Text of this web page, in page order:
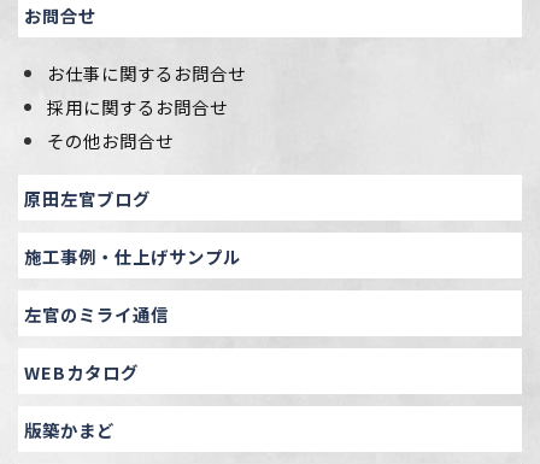
お問合せ
お仕事に関するお問合せ
採用に関するお問合せ
その他お問合せ
原田左官ブログ
施工事例・仕上げサンプル
左官のミライ通信
WEBカタログ
版築かまど